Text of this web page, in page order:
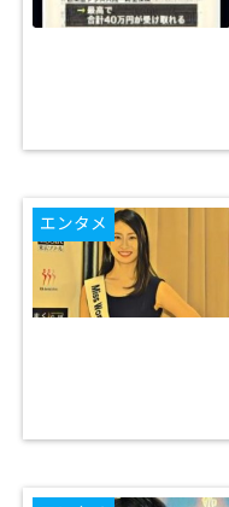
エンタメ